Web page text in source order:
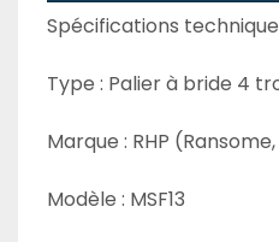
Spécifications
Type : Palier à bride 4
Marque : RHP
Modèle : MSF13